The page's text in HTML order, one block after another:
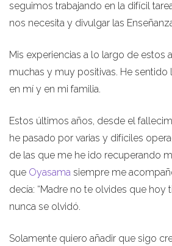
seguimos trabajando en la difícil
nos necesita y divulgar las
Mis experiencias a lo largo de estos
muchas y muy positivas. He
en mí y en mi familia.
Estos últimos años, desde el
he pasado por varias y difíciles
de las que me he ido recuperando
que Oyasama siempre me
decía: “Madre no te olvides que hoy
nunca se olvidó.
Solamente quiero añadir que sigo